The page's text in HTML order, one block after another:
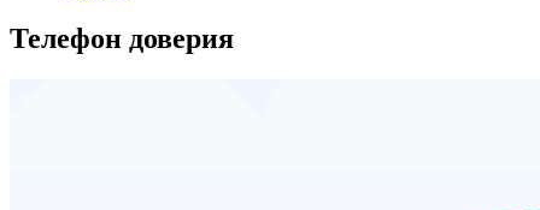
Телефон доверия